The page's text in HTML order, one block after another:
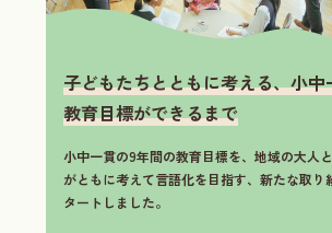
子どもたちとともに考える、小中
教育目標ができるまで
小中一貫の9年間の教育目標を、地域の大人
がともに考えて言語化を目指す、新たな取り
タートしました。